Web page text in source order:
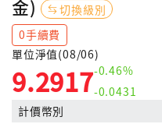
金)
切換級別
0手續費
單位淨值(08/06)
9.2917-0.46%
-0.0431
計價幣別